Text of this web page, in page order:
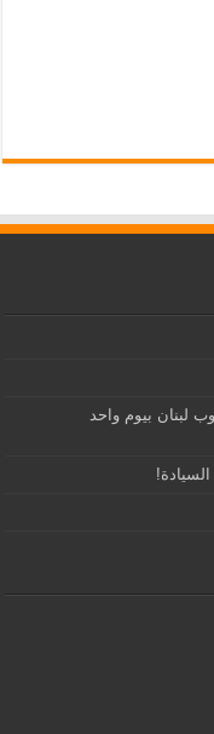
على جنوب لبنان بيوم واحد